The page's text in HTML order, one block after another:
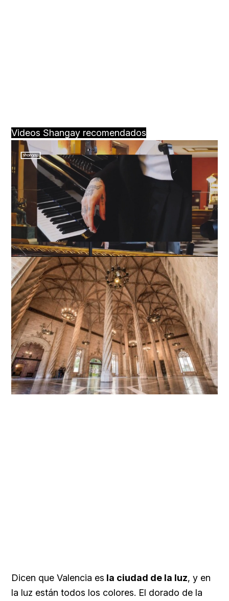
Videos Shangay recomendados
Unmute Loaded:
59.22%
Dicen que Valencia es la ciudad de la luz, y en
la luz están todos los colores. El dorado de la